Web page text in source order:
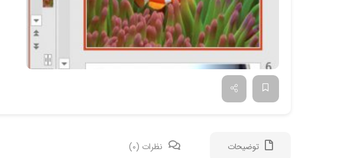
توضیحات نظرات (0)